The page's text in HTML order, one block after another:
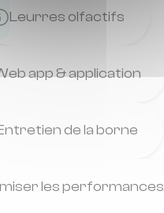
Leurres olfactifs
app & application
de la borne
les performances